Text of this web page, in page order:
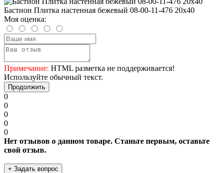
Бастион Плитка настенная бежевый 08-00-11-476 20х40
Моя оценка:
Примечание: HTML разметка не поддерживается!
Используйте обычный текст.
Продолжить
0
0
0
0
0
Нет отзывов о данном товаре. Станьте первым, оставьте
свой отзыв.
+ Задать вопрос